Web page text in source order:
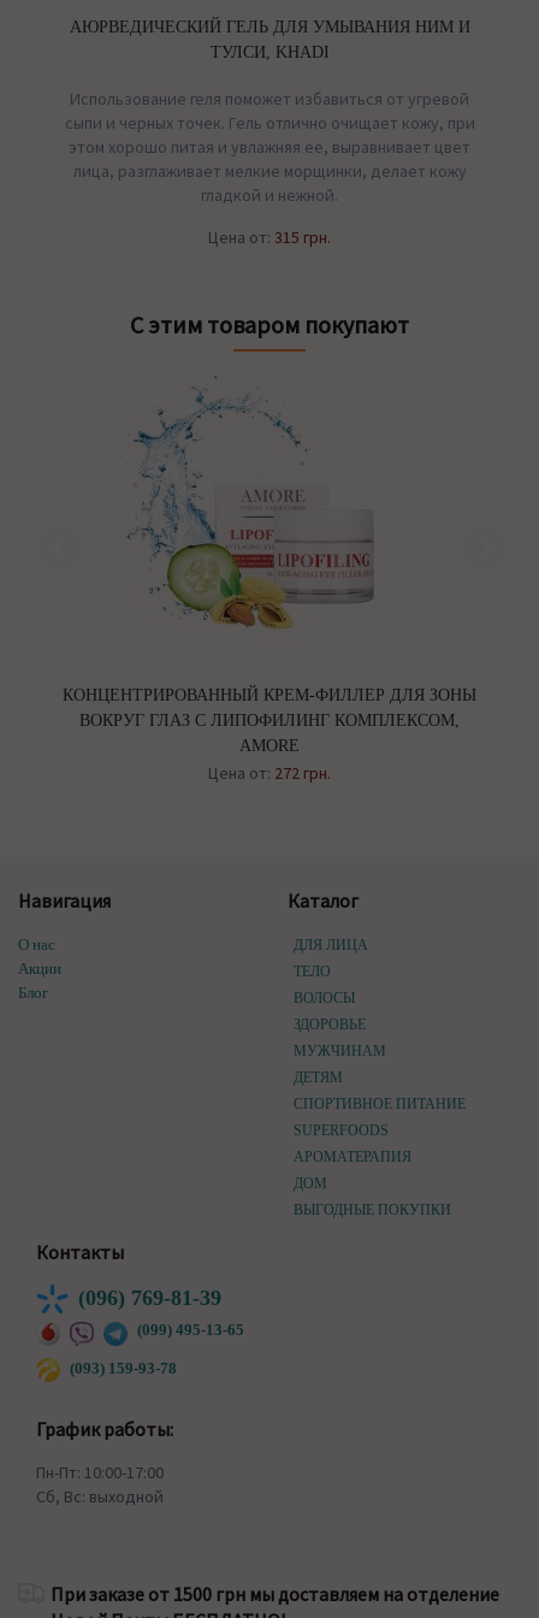
АЮРВЕДИЧЕСКИЙ ГЕЛЬ ДЛЯ УМЫВАНИЯ НИМ И
ТУЛСИ, KHADI
Использование геля поможет избавиться от угревой
сыпи и черных точек. Гель отлично очищает кожу, при
этом хорошо питая и увлажняя ее, выравнивает цвет
лица, разглаживает мелкие морщинки, делает кожу
гладкой и нежной.
Цена от: 315 грн.
С этим товаром покупают
КОНЦЕНТРИРОВАННЫЙ КРЕМ-ФИЛЛЕР ДЛЯ ЗОНЫ
ВОКРУГ ГЛАЗ С ЛИПОФИЛИНГ КОМПЛЕКСОМ,
AMORE
Цена от: 272 грн.
Навигация
О нас
Акции
Блог
Каталог
ДЛЯ ЛИЦА
ТЕЛО
ВОЛОСЫ
ЗДОРОВЬЕ
МУЖЧИНАМ
ДЕТЯМ
СПОРТИВНОЕ ПИТАНИЕ
SUPERFOODS
АРОМАТЕРАПИЯ
ДОМ
ВЫГОДНЫЕ ПОКУПКИ
Контакты
(096) 769-81-39
(099) 495-13-65
(093) 159-93-78
График работы:
Пн-Пт: 10:00-17:00
Сб, Вс: выходной
При заказе от 1500 грн мы доставляем на отделение